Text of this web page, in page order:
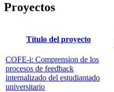
Proyectos
Título del proyecto
COFE-i: Comprension de los
procesos de feedback
internalizado del estudiantado
universitario